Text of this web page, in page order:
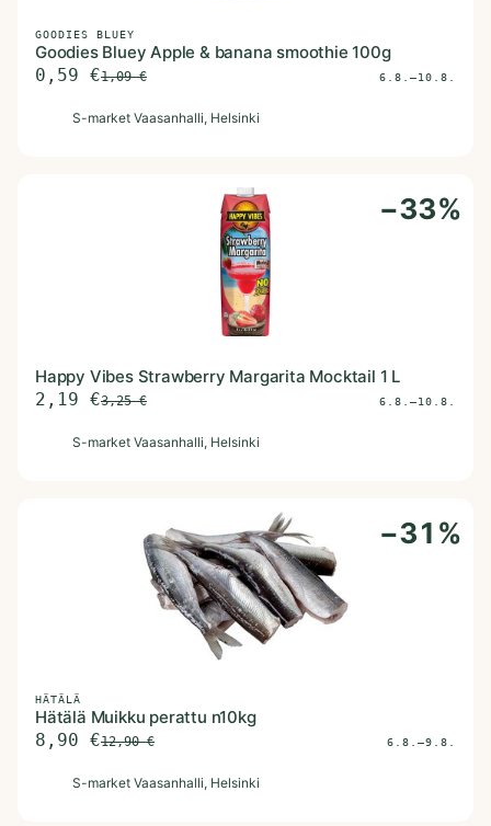
GOODIES BLUEY
Goodies Bluey Apple & banana smoothie 100g
0,59 €1,09€ 6.8.–10.8.
S-market Vaasanhalli, Helsinki
−33%
Happy Vibes Strawberry Margarita Mocktail 1 L
2,19 €3,25€ 6.8.–10.8.
S-market Vaasanhalli, Helsinki
−31 %
HÄTÄLÄ
Hätälä Muikku perattu n10kg
8,90 €12,90€ 6.8.–9.8.
S-market Vaasanhalli, Helsinki